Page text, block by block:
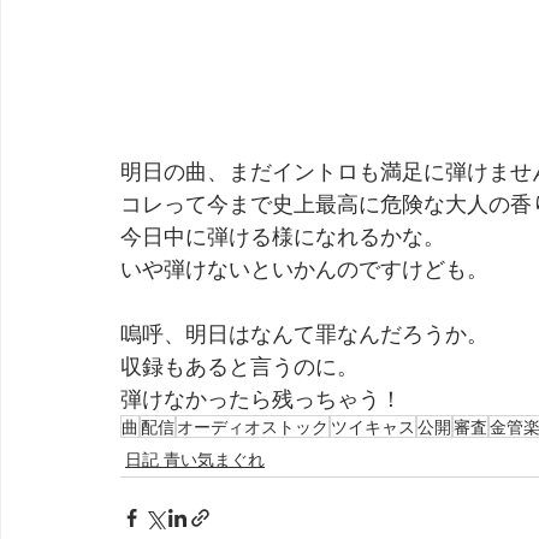
明日の曲、まだイントロも満足に弾けませ
コレって今まで史上最高に危険な大人の
今日中に弾ける様になれるかな。
いや弾けないといかんのですけども。
嗚呼、明日はなんて罪なんだろうか。
収録もあると言うのに。
弾けなかったら残っちゃう！
曲 配信オーディオストック ツイキャス 公開審査金管
日記 青い気まぐれ